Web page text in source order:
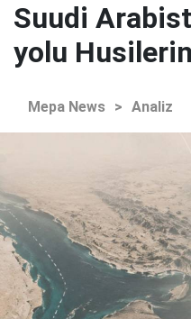
Suudi
yolu Husilerin
Mepa News > Analiz